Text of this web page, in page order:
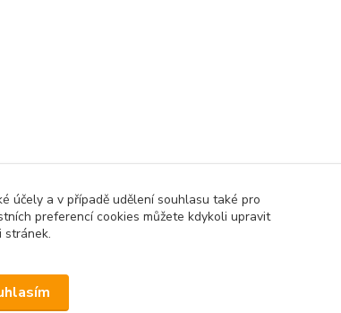
účely a v případě udělení souhlasu také pro
preferencí cookies můžete kdykoli upravit
stránek.